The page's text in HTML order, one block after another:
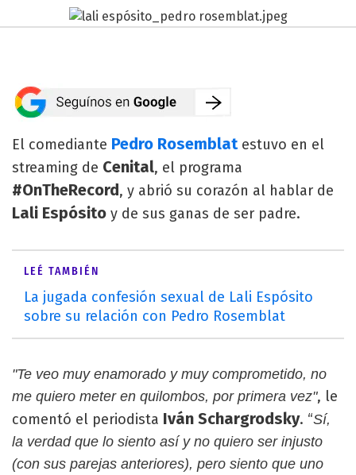
El comediante Pedro Rosemblatestuvo en el
streaming de Cenital, el programa
#OnTheRecord, y abrió su corazón al hablar de
Lali Espósito y de sus ganas de ser padre.
LEÉ TAMBIÉN
La jugada confesión sexual de Lali Espósito
sobre su relación con Pedro Rosemblat
"Te veo muy enamorado y muy comprometido, no
me quiero meter en quilombos, por primera vez", le
comentó el periodista Iván Schargrodsky. “Sí,
la verdad que lo siento así y no quiero ser injusto
(con sus parejas anteriores), pero siento que uno